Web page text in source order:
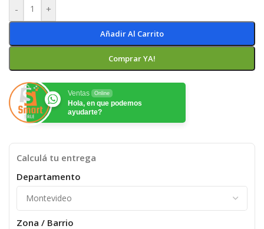
- +
Añadir Al Carrito
Comprar YA!
Ventas Online
Hola, en que podemos
ayudarte?
Calculá tu entrega
Departamento
Zona / Barrio